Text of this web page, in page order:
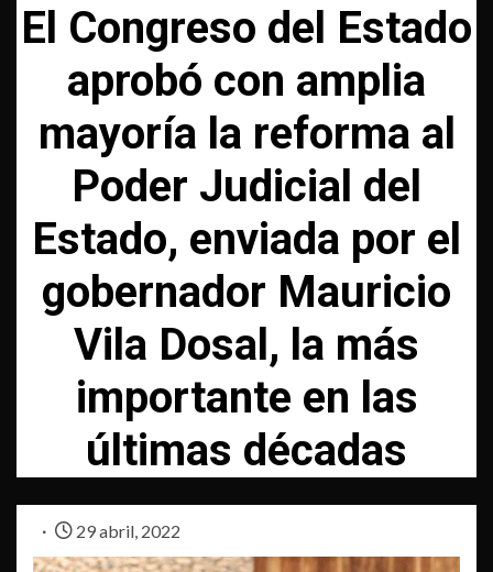
El Congreso del Estado
aprobó con amplia
mayoría la reforma al
Poder Judicial del
Estado, enviada por el
gobernador Mauricio
Vila Dosal, la más
importante en las
últimas décadas
29 abril, 2022